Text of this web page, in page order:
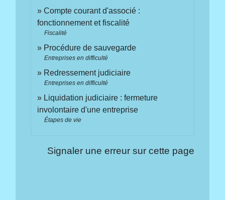
Compte courant d'associé :
fonctionnement et fiscalité
Fiscalité
Procédure de sauvegarde
Entreprises en difficulté
Redressement judiciaire
Entreprises en difficulté
Liquidation judiciaire : fermeture
involontaire d'une entreprise
Étapes de vie
Signaler une erreur sur cette page